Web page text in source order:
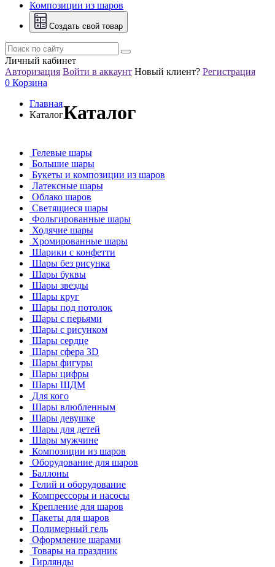
Композиции из шаров
Создать свой товар
Личный кабинет
Авторизация Войти в аккаунт Новый клиент? Регистрация
0 Корзина
Главная
КаталогКаталог
Гелевые шары
Большие шары
Букеты и композиции из шаров
Латексные шары
Облако шаров
Светящиеся шары
Фольгированные шары
Ходячие шары
Хромированные шары
Шарики с конфетти
Шары без рисунка
Шары буквы
Шары звезды
Шары круг
Шары под потолок
Шары с перьями
Шары с рисунком
Шары сердце
Шары сфера 3D
Шары фигуры
Шары цифры
Шары ШДМ
Для кого
Шары влюбленным
Шары девушке
Шары для детей
Шары мужчине
Композиции из шаров
Оборудование для шаров
Баллоны
Гелий и оборудование
Компрессоры и насосы
Крепление для шаров
Пакеты для шаров
Полимерный гель
Оформление шарами
Товары на праздник
Гирлянды